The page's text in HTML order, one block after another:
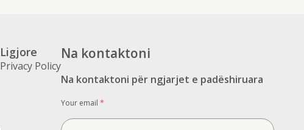
Ligjore
Privacy Policy
Na kontaktoni
Na kontaktoni për ngjarjet e padëshiruara
Your email *